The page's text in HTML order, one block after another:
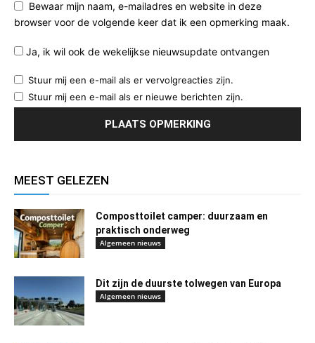
Bewaar mijn naam, e-mailadres en website in deze
browser voor de volgende keer dat ik een opmerking maak.
Ja, ik wil ook de wekelijkse nieuwsupdate ontvangen
Stuur mij een e-mail als er vervolgreacties zijn.
Stuur mij een e-mail als er nieuwe berichten zijn.
MEEST GELEZEN
Composttoilet camper: duurzaam en
praktisch onderweg
Algemeen nieuws
Dit zijn de duurste tolwegen van Europa
Algemeen nieuws